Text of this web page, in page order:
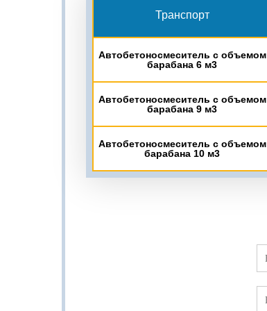
Транспорт
Автобетоносмеситель с объемом
барабана 6 м3
Автобетоносмеситель с объемом
барабана 9 м3
Автобетоносмеситель с объемом
барабана 10 м3